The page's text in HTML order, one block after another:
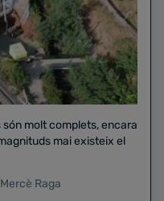
molt complets, encara
mai existeix el
Mercè Raga